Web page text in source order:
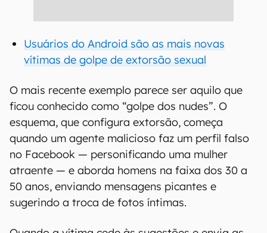
Usuários do Android são as mais novas
vítimas de golpe de extorsão sexual
O mais recente exemplo parece ser aquilo que
ficou conhecido como “golpe dos nudes”. O
esquema, que configura extorsão, começa
quando um agente malicioso faz um perfil falso
no Facebook — personificando uma mulher
atraente — e aborda homens na faixa dos 30 a
50 anos, enviando mensagens picantes e
sugerindo a troca de fotos íntimas.